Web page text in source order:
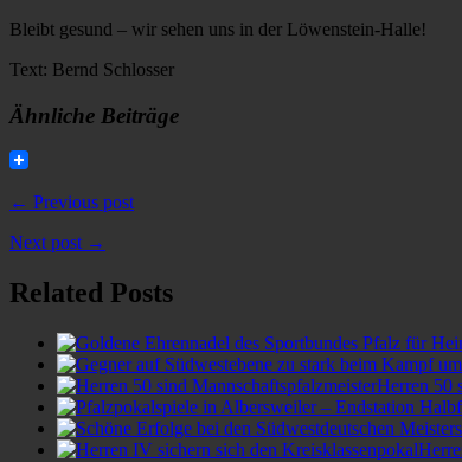
Bleibt gesund – wir sehen uns in der Löwenstein-Halle!
Text: Bernd Schlosser
Ähnliche Beiträge
← Previous post
Next post →
Related Posts
Herren 50